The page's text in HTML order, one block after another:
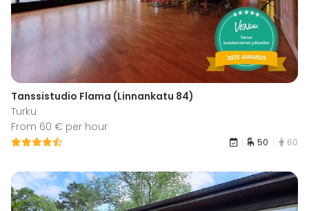
Tanssistudio Flama (Linnankatu 84)
Turku
From 60 € per hour
50 60